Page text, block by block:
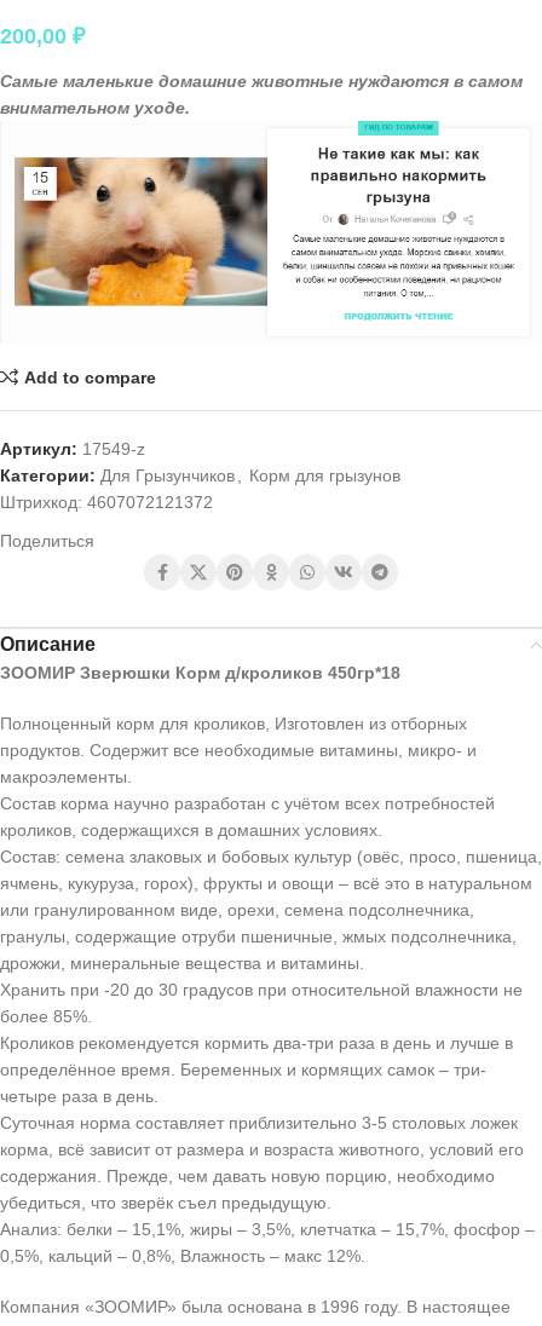
200,00 ₽
Самые маленькие домашние животные нуждаются в самом
внимательном уходе.
Add to compare
Артикул: 17549-z
Категории: Для Грызунчиков, Корм для грызунов
Штрихкод: 4607072121372
Поделиться
Описание
ЗООМИР Зверюшки Корм д/кроликов 450гр*18
Полноценный корм для кроликов, Изготовлен из отборных
продуктов. Содержит все необходимые витамины, микро- и
макроэлементы.
Состав корма научно разработан с учётом всех потребностей
кроликов, содержащихся в домашних условиях.
Состав: семена злаковых и бобовых культур (овёс, просо, пшеница,
ячмень, кукуруза, горох), фрукты и овощи – всё это в натуральном
или гранулированном виде, орехи, семена подсолнечника,
гранулы, содержащие отруби пшеничные, жмых подсолнечника,
дрожжи, минеральные вещества и витамины.
Хранить при -20 до 30 градусов при относительной влажности не
более 85%.
Кроликов рекомендуется кормить два-три раза в день и лучше в
определённое время. Беременных и кормящих самок – три-
четыре раза в день.
Суточная норма составляет приблизительно 3-5 столовых ложек
корма, всё зависит от размера и возраста животного, условий его
содержания. Прежде, чем давать новую порцию, необходимо
убедиться, что зверёк съел предыдущую.
Анализ: белки – 15,1%, жиры – 3,5%, клетчатка – 15,7%, фосфор –
0,5%, кальций – 0,8%, Влажность – макс 12%.
Компания «ЗООМИР» была основана в 1996 году. В настоящее